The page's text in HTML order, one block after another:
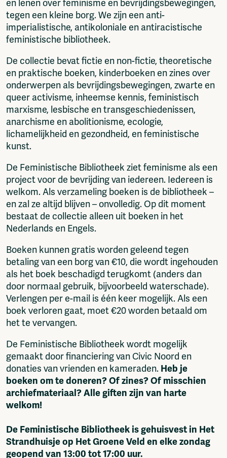
en lenen over feminisme en bevrijdingsbewegingen,
tegen een kleine borg. We zijn een anti-
imperialistische, antikoloniale en antiracistische
feministische bibliotheek.
De collectie bevat fictie en non-fictie, theoretische
en praktische boeken, kinderboeken en zines over
onderwerpen als bevrijdingsbewegingen, zwarte en
queer activisme, inheemse kennis, feministisch
marxisme, lesbische en transgeschiedenissen,
anarchisme en abolitionisme, ecologie,
lichamelijkheid en gezondheid, en feministische
kunst.
De Feministische Bibliotheek ziet feminisme als een
project voor de bevrijding van iedereen. Iedereen is
welkom. Als verzameling boeken is de bibliotheek –
en zal ze altijd blijven – onvolledig. Op dit moment
bestaat de collectie alleen uit boeken in het
Nederlands en Engels.
Boeken kunnen gratis worden geleend tegen
betaling van een borg van €10, die wordt ingehouden
als het boek beschadigd terugkomt (anders dan
door normaal gebruik, bijvoorbeeld waterschade).
Verlengen per e-mail is één keer mogelijk. Als een
boek verloren gaat, moet €20 worden betaald om
het te vervangen.
De Feministische Bibliotheek wordt mogelijk
gemaakt door financiering van Civic Noord en
donaties van vrienden en kameraden. Heb je
boeken om te doneren? Of zines? Of misschien
archiefmateriaal? Alle giften zijn van harte
welkom!
De Feministische Bibliotheek is gehuisvest in Het
Strandhuisje op Het Groene Veld en elke zondag
geopend van 13:00 tot 17:00 uur.